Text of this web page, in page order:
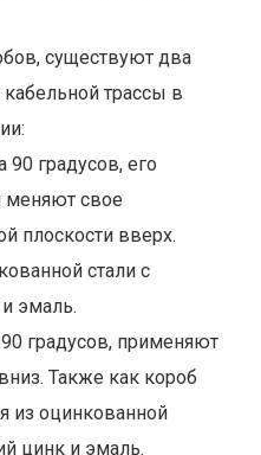
существуют два
трассы в
градусов, его
меняют свое
плоскости вверх.
стали с
и эмаль.
градусов, применяют
Также как короб
из оцинкованной
цинк и эмаль.